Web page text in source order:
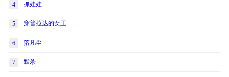
4 抓娃娃
5 穿普拉达的女王
6 落凡尘
7 默杀